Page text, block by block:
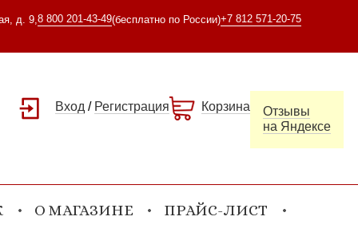
д. 9, 8 800 201-43-49(бесплатно по России)+7 812 571-20-75
Вход / Регистрация Корзина
Отзывы
на Яндексе
О МАГАЗИНЕ ПРАЙС-ЛИСТ